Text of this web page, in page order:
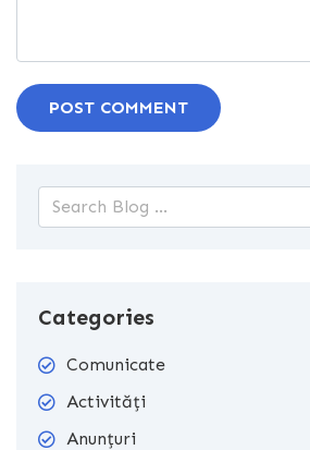
POST COMMENT
Categories
Comunicate
Activități
Anunțuri